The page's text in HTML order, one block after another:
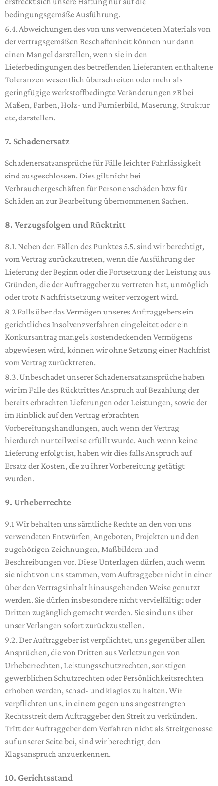
bedingungsgemäße Ausführung.
6.4. Abweichungen des von uns verwendeten Materials von
der vertragsgemäßen Beschaffenheit können nur dann
einen Mangel darstellen, wenn sie in den
Lieferbedingungen des betreffenden Lieferanten enthaltene
Toleranzen wesentlich überschreiten oder mehr als
geringfügige werkstoffbedingte Veränderungen zB bei
Maßen, Farben, Holz- und Furnierbild, Maserung, Struktur
etc, darstellen.
7. Schadenersatz
Schadenersatzansprüche für Fälle leichter Fahrlässigkeit
sind ausgeschlossen. Dies gilt nicht bei
Verbrauchergeschäften für Personenschäden bzw für
Schäden an zur Bearbeitung übernommenen Sachen.
8. Verzugsfolgen und Rücktritt
8.1. Neben den Fällen des Punktes 5.5. sind wir berechtigt,
vom Vertrag zurückzutreten, wenn die Ausführung der
Lieferung der Beginn oder die Fortsetzung der Leistung aus
Gründen, die der Auftraggeber zu vertreten hat, unmöglich
oder trotz Nachfristsetzung weiter verzögert wird.
8.2 Falls über das Vermögen unseres Auftraggebers ein
gerichtliches Insolvenzverfahren eingeleitet oder ein
Konkursantrag mangels kostendeckenden Vermögens
abgewiesen wird, können wir ohne Setzung einer Nachfrist
vom Vertrag zurücktreten.
8.3. Unbeschadet unserer Schadenersatzansprüche haben
wir im Falle des Rücktrittes Anspruch auf Bezahlung der
bereits erbrachten Lieferungen oder Leistungen, sowie der
im Hinblick auf den Vertrag erbrachten
Vorbereitungshandlungen, auch wenn der Vertrag
hierdurch nur teilweise erfüllt wurde. Auch wenn keine
Lieferung erfolgt ist, haben wir dies falls Anspruch auf
Ersatz der Kosten, die zu ihrer Vorbereitung getätigt
wurden.
9. Urheberrechte
9.1 Wir behalten uns sämtliche Rechte an den von uns
verwendeten Entwürfen, Angeboten, Projekten und den
zugehörigen Zeichnungen, Maßbildern und
Beschreibungen vor. Diese Unterlagen dürfen, auch wenn
sie nicht von uns stammen, vom Auftraggeber nicht in einer
über den Vertragsinhalt hinausgehenden Weise genutzt
werden. Sie dürfen insbesondere nicht vervielfältigt oder
Dritten zugänglich gemacht werden. Sie sind uns über
unser Verlangen sofort zurückzustellen.
9.2. Der Auftraggeber ist verpflichtet, uns gegenüber allen
Ansprüchen, die von Dritten aus Verletzungen von
Urheberrechten, Leistungsschutzrechten, sonstigen
gewerblichen Schutzrechten oder Persönlichkeitsrechten
erhoben werden, schad- und klaglos zu halten. Wir
verpflichten uns, in einem gegen uns angestrengten
Rechtsstreit dem Auftraggeber den Streit zu verkünden.
Tritt der Auftraggeber dem Verfahren nicht als Streitgenosse
auf unserer Seite bei, sind wir berechtigt, den
Klagsanspruch anzuerkennen.
10. Gerichtsstand